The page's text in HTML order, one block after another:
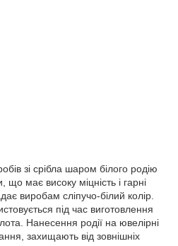
зі срібла шаром білого родію
має високу міцність і гарні
виробам сліпучо-білий колір.
під час виготовлення
Нанесення родії на ювелірні
захищають від зовнішніх